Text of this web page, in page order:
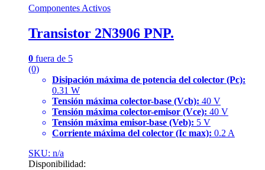
Componentes Activos
Transistor 2N3906 PNP.
0 fuera de 5
(0)
Disipación máxima de potencia del colector (Pc):
0.31 W
Tensión máxima colector-base (Vcb): 40 V
Tensión máxima colector-emisor (Vce): 40 V
Tensión máxima emisor-base (Veb): 5 V
Corriente máxima del colector (Ic max): 0.2 A
SKU: n/a
Disponibilidad: